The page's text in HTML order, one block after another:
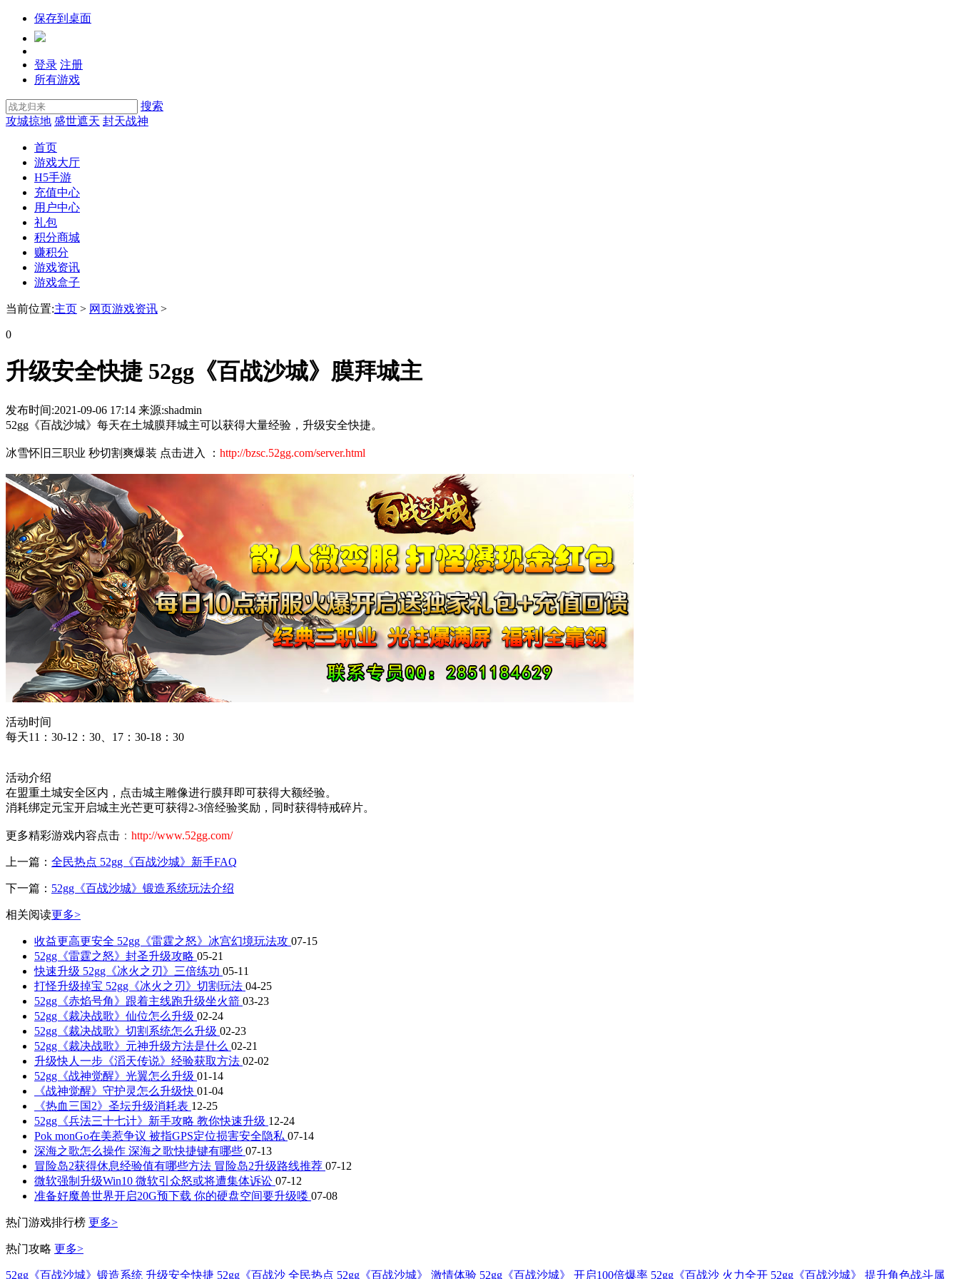
保存到桌面
登录 注册
所有游戏
搜索
攻城掠地 盛世遮天 封天战神
首页
游戏大厅
H5手游
充值中心
用户中心
礼包
积分商城
赚积分
游戏资讯
游戏盒子
当前位置:主页 > 网页游戏资讯 >
0
升级安全快捷 52gg《百战沙城》膜拜城主
发布时间:2021-09-06 17:14 来源:shadmin
52gg《百战沙城》每天在土城膜拜城主可以获得大量经验，升级安全快捷。
冰雪怀旧三职业 秒切割爽爆装 点击进入 ： http://bzsc.52gg.com/server.html
活动时间
每天11：30-12：30、17：30-18：30
活动介绍
在盟重土城安全区内，点击城主雕像进行膜拜即可获得大额经验。
消耗绑定元宝开启城主光芒更可获得2-3倍经验奖励，同时获得特戒碎片。
更多精彩游戏内容点击 ： http://www.52gg.com/
上一篇： 全民热点 52gg《百战沙城》新手FAQ
下一篇： 52gg《百战沙城》锻造系统玩法介绍
相关阅读更多>
收益更高更安全 52gg《雷霆之怒》冰宫幻境玩法攻 07-15
52gg《雷霆之怒》封圣升级攻略 05-21
快速升级 52gg《冰火之刃》三倍练功 05-11
打怪升级掉宝 52gg《冰火之刃》切割玩法 04-25
52gg《赤焰号角》跟着主线跑升级坐火箭 03-23
52gg《裁决战歌》仙位怎么升级 02-24
52gg《裁决战歌》切割系统怎么升级 02-23
52gg《裁决战歌》元神升级方法是什么 02-21
升级快人一步《滔天传说》经验获取方法 02-02
52gg《战神觉醒》光翼怎么升级 01-14
《战神觉醒》守护灵怎么升级快 01-04
《热血三国2》圣坛升级消耗表 12-25
52gg《兵法三十七计》新手攻略 教你快速升级 12-24
Pok monGo在美惹争议 被指GPS定位损害安全隐私 07-14
深海之歌怎么操作 深海之歌快捷键有哪些 07-13
冒险岛2获得休息经验值有哪些方法 冒险岛2升级路线推荐 07-12
微软强制升级Win10 微软引众怒或将遭集体诉讼 07-12
准备好魔兽世界开启20G预下载 你的硬盘空间要升级喽 07-08
热门游戏排行榜 更多>
热门攻略 更多>
52gg《百战沙城》锻造系统 升级安全快捷 52gg《百战沙 全民热点 52gg《百战沙城》 激情体验 52gg《百战沙城》 开启100倍爆率 52gg《百战沙 火力全开 52gg《百战沙城》 提升角色战斗属